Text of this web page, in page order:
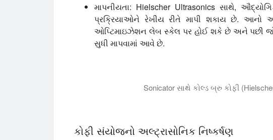
માપનીયતા: Hielscher Ultrasonics સાથે,
પ્રક્રિયાઓને રેખીય રીતે માપી શકાય છે. આનો
ઓપ્ટિમાઇઝેશન લેબ સ્કેલ પર હોઈ શકે છે અને પછી
સુધી માપવામાં આવે છે.
Sonicator સાથે કોલ્ડ બ્રુ કોફી
આ વિડિયો ક્લિપમાં અમે તમને બતાવીએ છીએ કે તમે કોફી
કોફી સંયોજનો અલ્ટ્રાસોનિક નિષ્કર્ષણ